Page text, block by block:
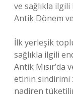
ve sağlıkla
Antik Dönem
İlk yerleşik
sağlıkla ilgili
Antik Mısır’da
etinin sindirimi
nadiren